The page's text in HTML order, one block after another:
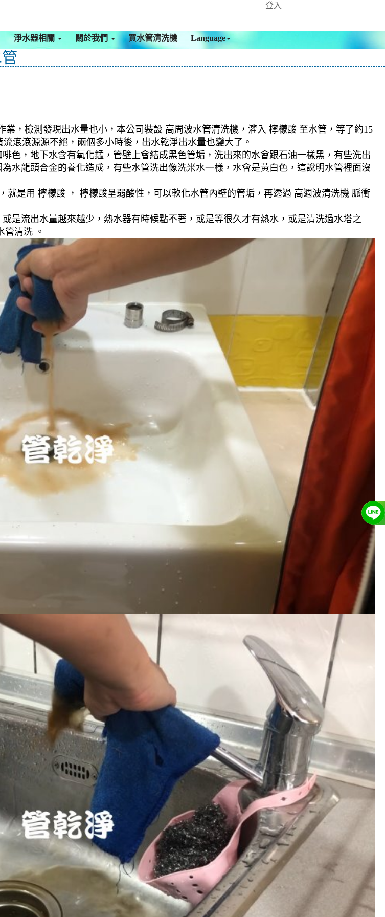
登入
淨水器相關 關於我們 買水管清洗機 Language
，檢測發現出水量也小，本公司裝設 高周波水管清洗機，灌入 檸檬酸 至水管，等了約15
滾滾源源不絕，兩個多小時後，出水乾淨出水量也變大了。
色，地下水含有氧化錳，管壁上會結成黑色管垢，洗出來的水會跟石油一樣黑，有些洗出
水龍頭合金的養化造成，有些水管洗出像洗米水一樣，水會是黃白色，這說明水管裡面沒
是用 檸檬酸 ， 檸檬酸呈弱酸性，可以軟化水管內壁的管垢，再透過 高週波清洗機 脈衝
是流出水量越來越少，熱水器有時候點不著，或是等很久才有熱水，或是清洗過水塔之
清洗 。